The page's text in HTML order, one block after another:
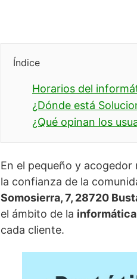
Índice
Horarios del
¿Dónde está
¿Qué opinan los
En el pequeño y
la confianza de la
Somosierra, 7, 28720
el ámbito de la informática
cada cliente.